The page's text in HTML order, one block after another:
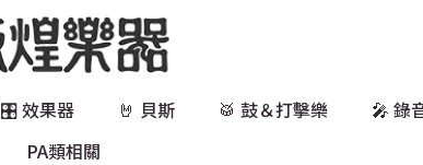
🎛️ 效果器 🤘 貝斯 🥁 鼓＆打擊樂 🎤 錄
PA類相關